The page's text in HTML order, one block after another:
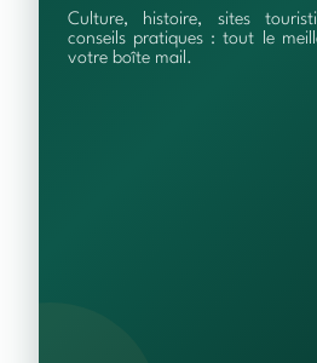
Culture, histoire, sites
conseils pratiques : tout le
votre boîte mail.